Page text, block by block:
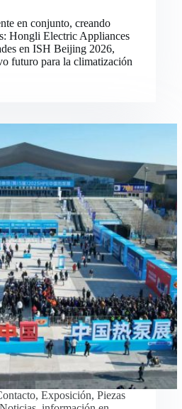
en conjunto, creando
Hongli Electric Appliances
en ISH Beijing 2026,
futuro para la climatización
, Exposición, Piezas